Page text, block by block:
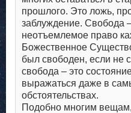
прошлого. Это ложь,
заблуждение. Свобода
неотъемлемое право
Божественное
был свободен, если не
свобода – это
выражаться даже в
обстоятельствах.
Подобно многим